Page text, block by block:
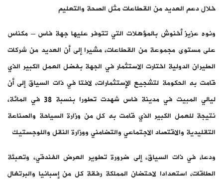
خلال دعم العديد من القطاعات مثل الصحة والتعليم
ونوه عزيز أخنوش بالمؤهلات التي تتوفر عليها جهة فاس – مكناس
على مستوى مجموعة من القطاعات، مشيرا إلى أن العديد من شركات
الطيران الدولية اختارت الاستثمار في الجهة بفضل العمل الكبير الذي
قامت به الحكومة لتشجيع الإستثمارات، لافتا في ذات السياق إلى أن
ليالي المبيت في مدينة فاس شهدت تطورا بنسبة 38 في المائة،
نتيجة للعمل الكبير الذي قامت به كل من وزارة السياحة والصناعة
التقليدية والاقتصاد الاجتماعي والتضامني ووزارة النقل واللوجستيك
ودعا، في ذات السياق، إلى ضرورة تطوير العرض الفندقي، وتعبئة
الطاقات، استعدادا لاحتضان المملكة رفقة كل من إسبانيا والبرتغال